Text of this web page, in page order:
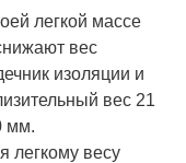
легкой массе
вес
изоляции и
вес 21
мм.
легкому весу